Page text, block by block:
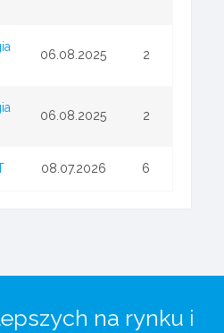
06.08.2025 2
06.08.2025 2
08.07.2026 6
na rynku i